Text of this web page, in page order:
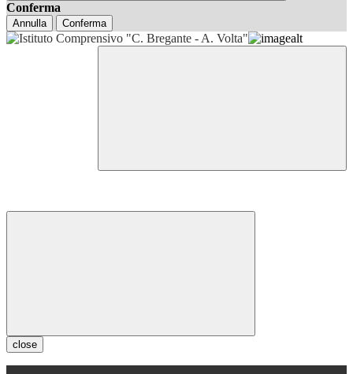
Conferma
Annulla Conferma
close